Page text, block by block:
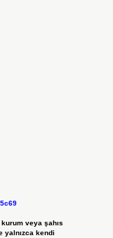
veya şahıs
yalnızca kendi